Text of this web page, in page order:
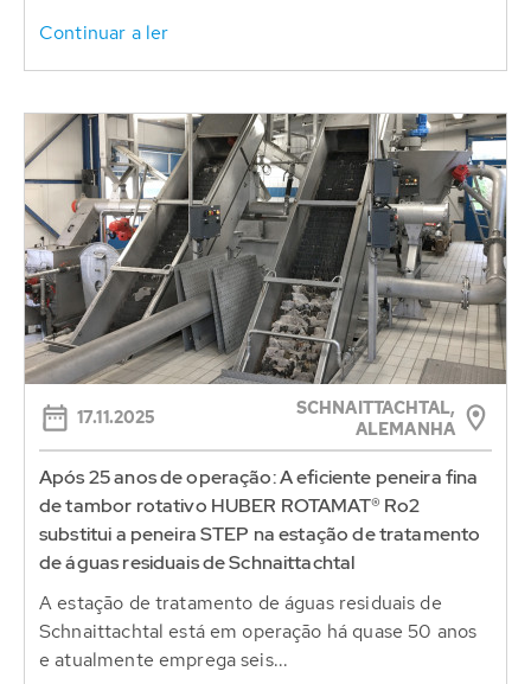
Continuar a ler
17.11.2025
SCHNAITTACHTAL,
ALEMANHA
Após 25 anos de operação: A eficiente peneira fina
de tambor rotativo HUBER ROTAMAT® Ro2
substitui a peneira STEP na estação de tratamento
de águas residuais de Schnaittachtal
A estação de tratamento de águas residuais de
Schnaittachtal está em operação há quase 50 anos
e atualmente emprega seis...